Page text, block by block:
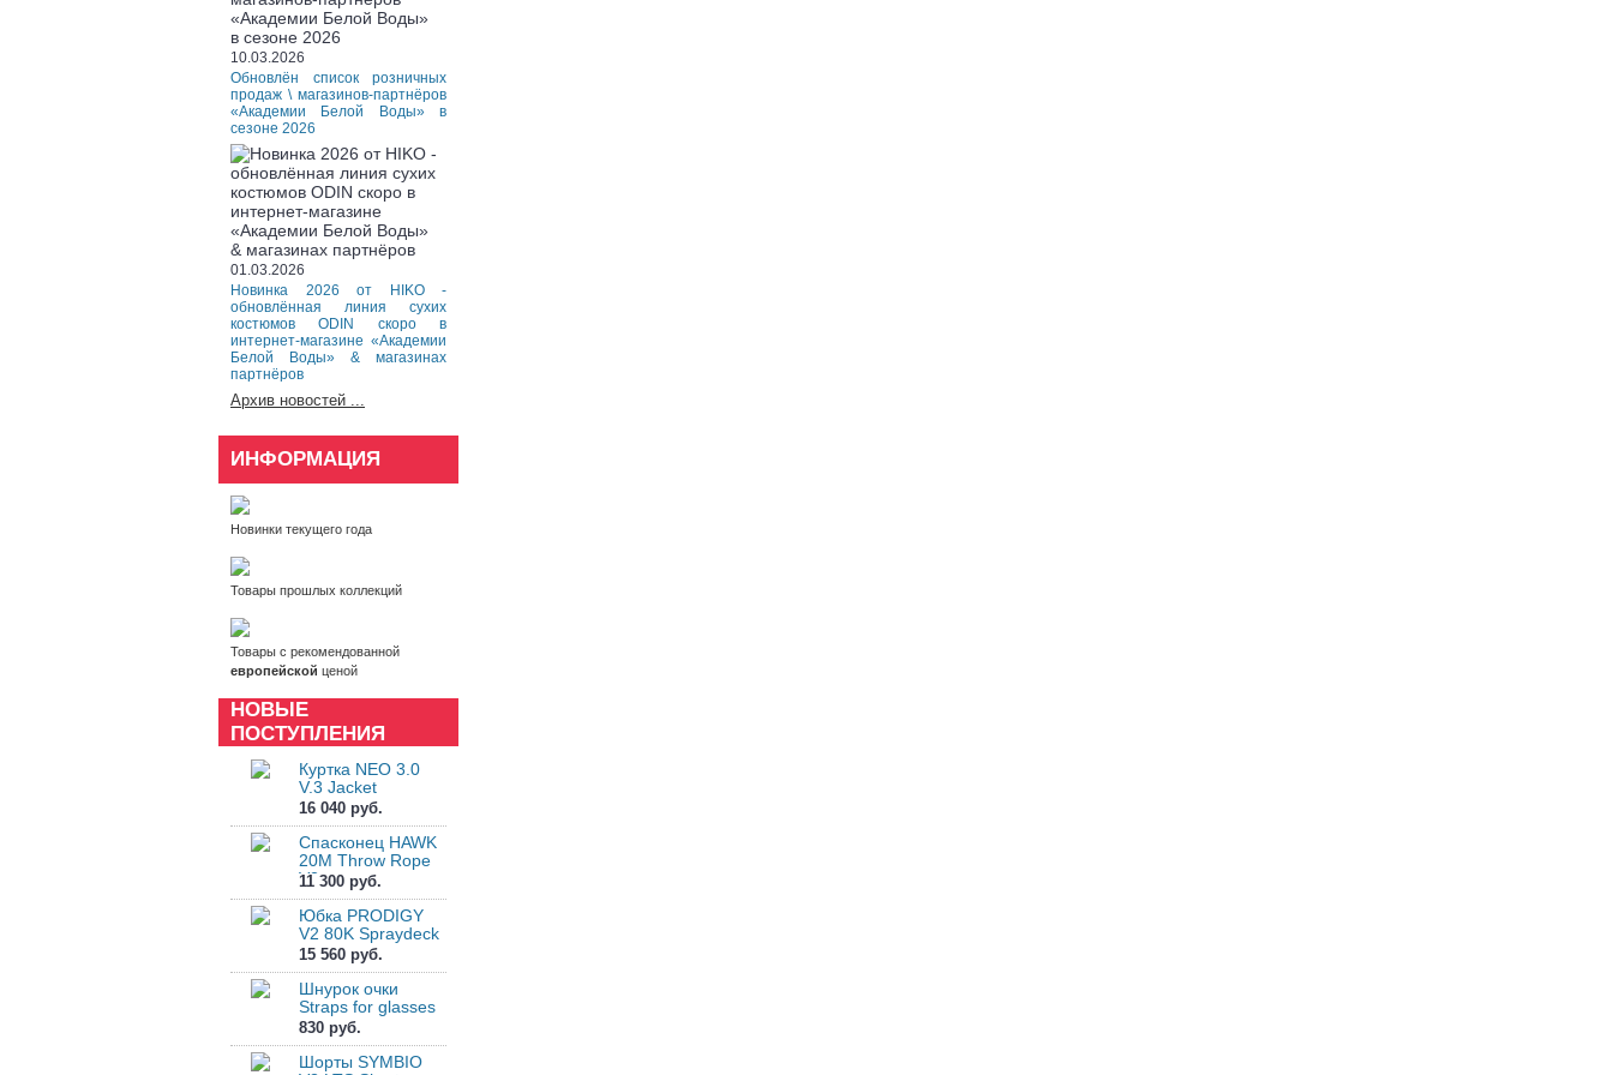
10.03.2026
Обновлён список розничных
продаж \ магазинов-партнёров
«Академии Белой Воды» в
сезоне 2026
01.03.2026
Новинка 2026 от HIKO -
обновлённая линия сухих
костюмов ODIN скоро в
интернет-магазине «Академии
Белой Воды» & магазинах
партнёров
Архив новостей ...
ИНФОРМАЦИЯ
Новинки текущего года
Товары прошлых коллекций
Товары с рекомендованной
европейской ценой
НОВЫЕ
ПОСТУПЛЕНИЯ
Куртка NEO 3.0
V.3 Jacket
16 040 руб.
Спасконец HAWK
20M Throw Rope
V2
11 300 руб.
Юбка PRODIGY
V2 80K Spraydeck
15 560 руб.
Шнурок очки
Straps for glasses
830 руб.
Шорты SYMBIO